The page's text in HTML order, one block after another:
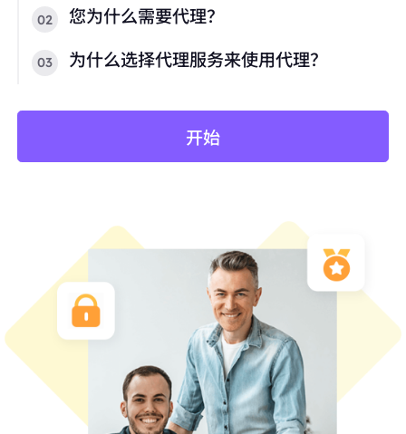
02 您为什么需要代理？
03 为什么选择代理服务来使用代理？
开始